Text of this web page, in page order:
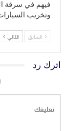
فيهم في سرقة
وتخريب
السابق التالي
اترك رد